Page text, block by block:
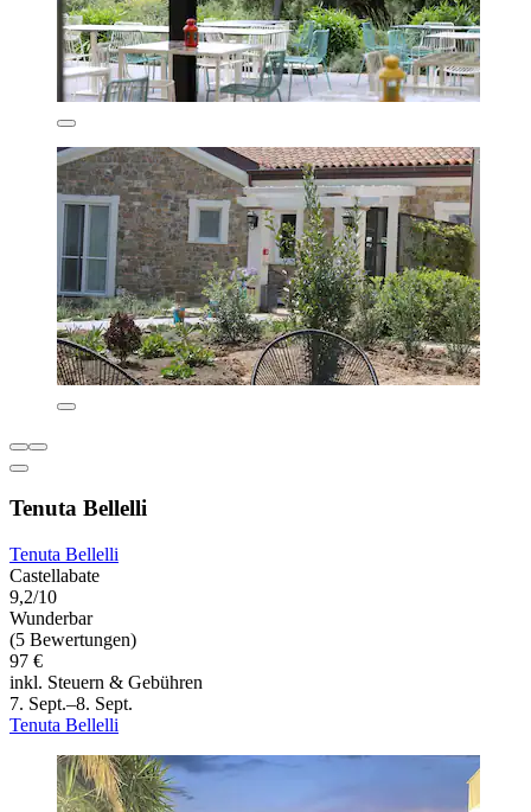
Tenuta Bellelli
Tenuta Bellelli
Castellabate
9,2/10
Wunderbar
(5 Bewertungen)
97 €
inkl. Steuern & Gebühren
7. Sept.–8. Sept.
Tenuta Bellelli